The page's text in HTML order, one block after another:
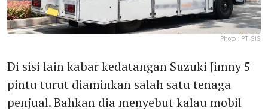
Photo : PT SIS
Di sisi lain kabar kedatangan Suzuki Jimny 5
pintu turut diaminkan salah satu tenaga
penjual. Bahkan dia menyebut kalau mobil